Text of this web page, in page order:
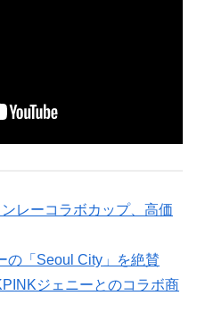
レーコラボカップ、高価
の「Seoul City」を絶賛
ジェニーとのコラボ商